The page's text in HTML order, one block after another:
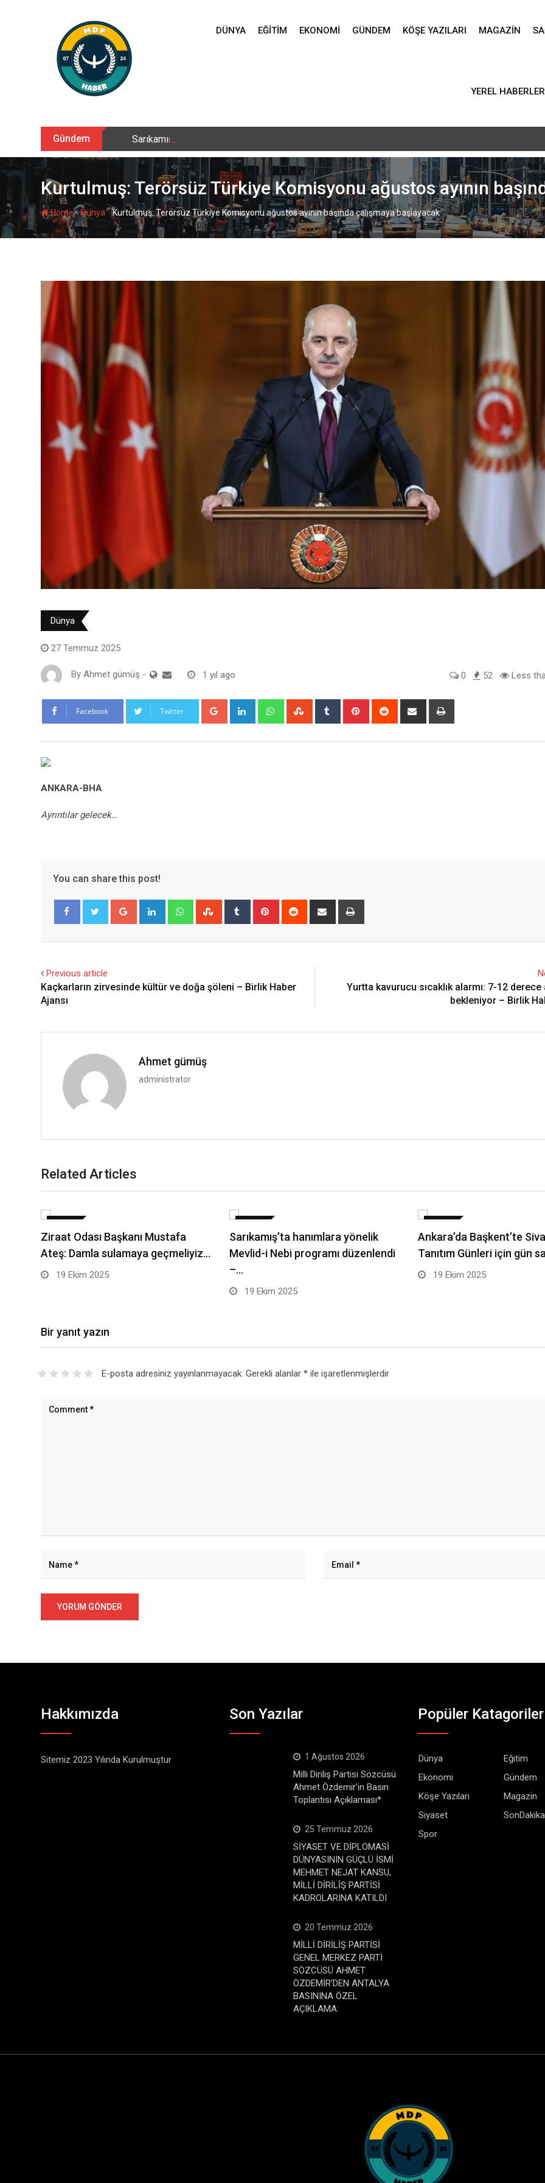
DÜNYA EĞITIM EKONOMI GÜNDEM KÖŞE YAZILARI MAGAZIN
YEREL HABERLER
Gündem Sarıkamış’ta hanımlara yönelik Mevlid-i Nebi programı düzenlendi – Birlik Haber Ajansı
Kurtulmuş: Terörsüz Türkiye Komisyonu ağustos ayının
Home-Dünya-Kurtulmuş: Terörsüz Türkiye Komisyonu ağustos ayının başında çalışmaya başlayacak
Dünya
27 Temmuz 2025
By Ahmet gümüş - 1 yıl ago 0 52 Less
Facebook Twitter Google+ LinkedIn WhatsappStumbleUpon
Tumblr Pinterest Reddit
Share
ANKARA-BHA
Ayrıntılar gelecek…
You can share this post!
Google+ LinkedIn WhatsappStumbleUpon
Tumblr Pinterest Reddit
Share
Previous article
Kaçkarların zirvesinde kültür ve doğa şöleni – Birlik Haber
Ajansı
Yurtta kavurucu sıcaklık alarmı: 7-12 derece
bekleniyor – Birlik
Ahmet gümüş
administrator
Related Articles
Ziraat Odası Başkanı Mustafa
Ateş: Damla sulamaya geçmeliyiz…
19 Ekim 2025
Sarıkamış’ta hanımlara yönelik
Mevlid-i Nebi programı düzenlendi
–…
19 Ekim 2025
Ankara’da Başkent’te
Tanıtım Günleri için gün
19 Ekim 2025
Bir yanıt yazın
E-posta adresiniz yayınlanmayacak. Gerekli alanlar *ile işaretlenmişlerdir
Hakkımızda
Sitemiz 2023 Yılında Kurulmuştur
Son Yazılar
1 Ağustos 2026
Milli Diriliş Partisi Sözcüsü
Ahmet Özdemir’in Basın
Toplantısı Açıklaması*
25 Temmuz 2026
SİYASET VE DİPLOMASİ
DÜNYASININ GÜÇLÜ İSMİ
MEHMET NEJAT KANSU,
MİLLİ DİRİLİŞ PARTİSİ
KADROLARINA KATILDI
20 Temmuz 2026
MİLLİ DİRİLİŞ PARTİSİ
GENEL MERKEZ PARTİ
SÖZCÜSÜ AHMET
ÖZDEMİR’DEN ANTALYA
BASININA ÖZEL
AÇIKLAMA:
Popüler Katagoriler
Dünya
Eğitim
Ekonomi
Gündem
Köşe Yazıları
Magazin
Siyaset
SonDakika
Spor